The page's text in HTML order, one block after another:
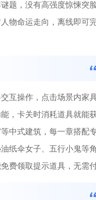
题，没有高强度惊悚突
物命运走向，离线即可
互操作，点击场景内家
，卡关时消耗道具就能
中式建筑，每一章搭配
纸伞女子、五行小鬼等
费领取提示道具，无需